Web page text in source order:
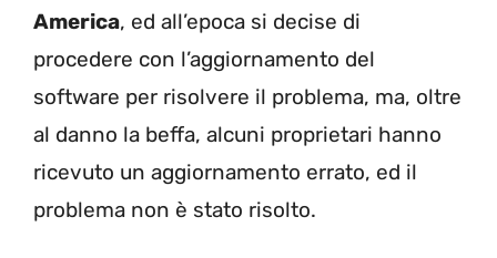
America, ed all’epoca si decise di
procedere con l’aggiornamento del
software per risolvere il problema, ma, oltre
al danno la beffa, alcuni proprietari hanno
ricevuto un aggiornamento errato, ed il
problema non è stato risolto.